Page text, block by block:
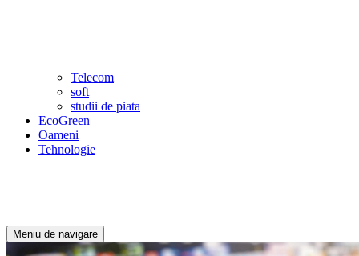
Telecom
soft
studii de piata
EcoGreen
Oameni
Tehnologie
Meniu de navigare